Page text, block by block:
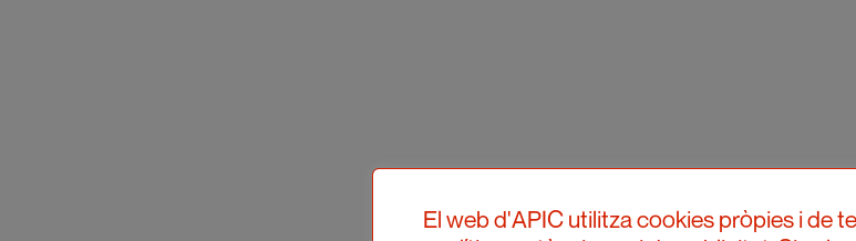
El web d'APIC utilitza cookies pròpies i de